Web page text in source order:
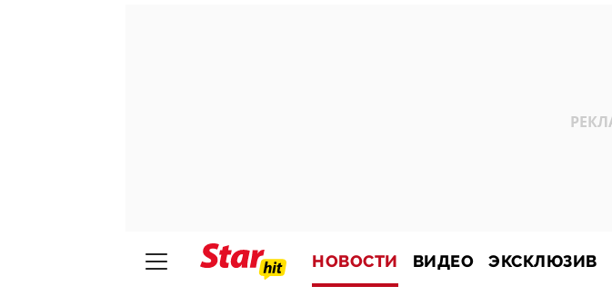
НОВОСТИ ВИДЕО ЭКСКЛЮЗИВ